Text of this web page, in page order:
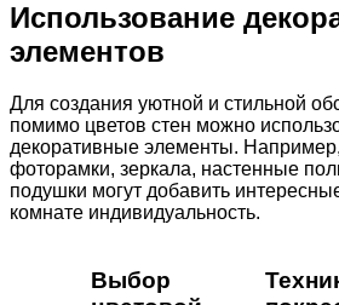
Использование
элементов
Для создания уютной и стильной
помимо цветов стен можно
декоративные элементы.
фоторамки, зеркала, настенные
подушки могут добавить
комнате индивидуальность.
Выбор